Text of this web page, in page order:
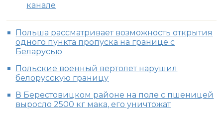
канале
Польша рассматривает возможность открытия
одного пункта пропуска на границе с
Беларусью
Польские военный вертолет нарушил
белорусскую границу
В Берестовицком районе на поле с пшеницей
выросло 2500 кг мака, его уничтожат